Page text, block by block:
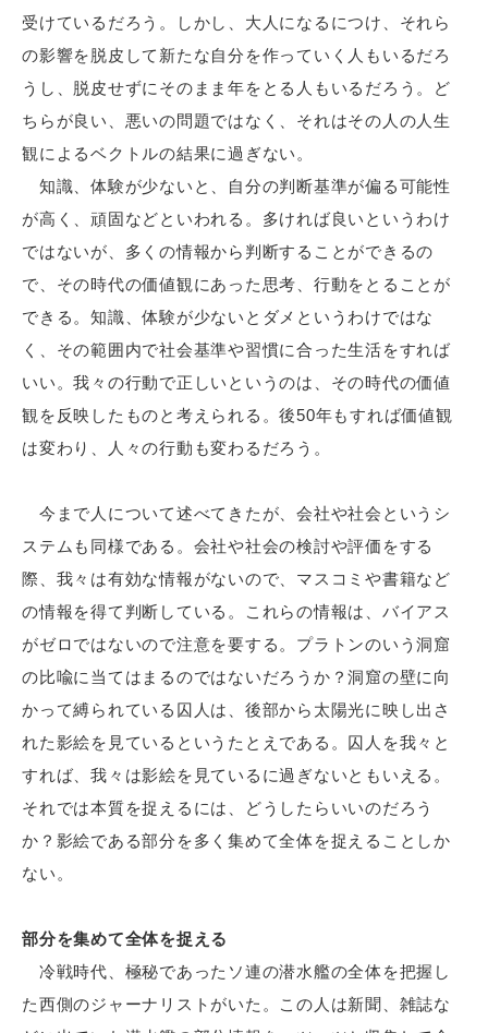
受けているだろう。しかし、大人になるにつけ、それら
の影響を脱皮して新たな自分を作っていく人もいるだろ
うし、脱皮せずにそのまま年をとる人もいるだろう。ど
ちらが良い、悪いの問題ではなく、それはその人の人生
観によるベクトルの結果に過ぎない。
知識、体験が少ないと、自分の判断基準が偏る可能性
が高く、頑固などといわれる。多ければ良いというわけ
ではないが、多くの情報から判断することができるの
で、その時代の価値観にあった思考、行動をとることが
できる。知識、体験が少ないとダメというわけではな
く、その範囲内で社会基準や習慣に合った生活をすれば
いい。我々の行動で正しいというのは、その時代の価値
観を反映したものと考えられる。後50年もすれば価値観
は変わり、人々の行動も変わるだろう。
今まで人について述べてきたが、会社や社会というシ
ステムも同様である。会社や社会の検討や評価をする
際、我々は有効な情報がないので、マスコミや書籍など
の情報を得て判断している。これらの情報は、バイアス
がゼロではないので注意を要する。プラトンのいう洞窟
の比喩に当てはまるのではないだろうか？洞窟の壁に向
かって縛られている囚人は、後部から太陽光に映し出さ
れた影絵を見ているというたとえである。囚人を我々と
すれば、我々は影絵を見ているに過ぎないともいえる。
それでは本質を捉えるには、どうしたらいいのだろう
か？影絵である部分を多く集めて全体を捉えることしか
ない。
部分を集めて全体を捉える
冷戦時代、極秘であったソ連の潜水艦の全体を把握し
た西側のジャーナリストがいた。この人は新聞、雑誌な